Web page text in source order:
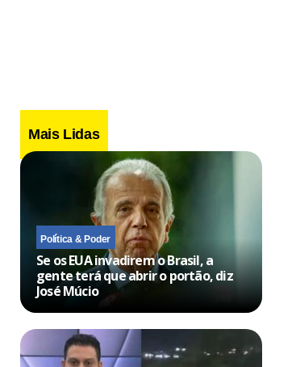
Mais Lidas
Política & Poder
Se os EUA invadirem o Brasil, a
gente terá que abrir o portão, diz
José Múcio